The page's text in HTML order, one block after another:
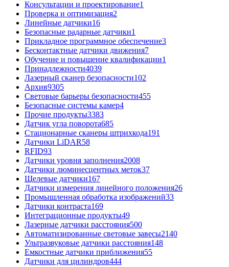
Консультации и проектирование1
Проверка и оптимизация2
Линейные датчики16
Безопасные радарные датчики1
Прикладное программное обеспечение3
Бесконтактные датчики движения7
Обучение и повышение квалификации1
Принадлежности4039
Лазерный сканер безопасности102
Архив9305
Световые барьеры безопасности455
Безопасные системы камер4
Прочие продукты3383
Датчик угла поворота685
Стационарные сканеры штрихкода191
Датчики LiDAR58
RFID93
Датчики уровня заполнения2008
Датчики люминесцентных меток37
Щелевые датчики167
Датчики измерения линейного положения26
Промышленная обработка изображений33
Датчики контраста169
Интеграционные продукты49
Лазерные датчики расстояния500
Автоматизированные световые завесы2140
Ультразвуковые датчики расстояния148
Емкостные датчики приближения55
Датчики для цилиндров444